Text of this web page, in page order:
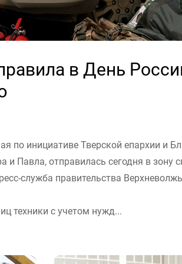
в День
по инициативе Тверской епархии и
и Павла, отправилась сегодня в зону
служба правительства
техники с учетом нужд...